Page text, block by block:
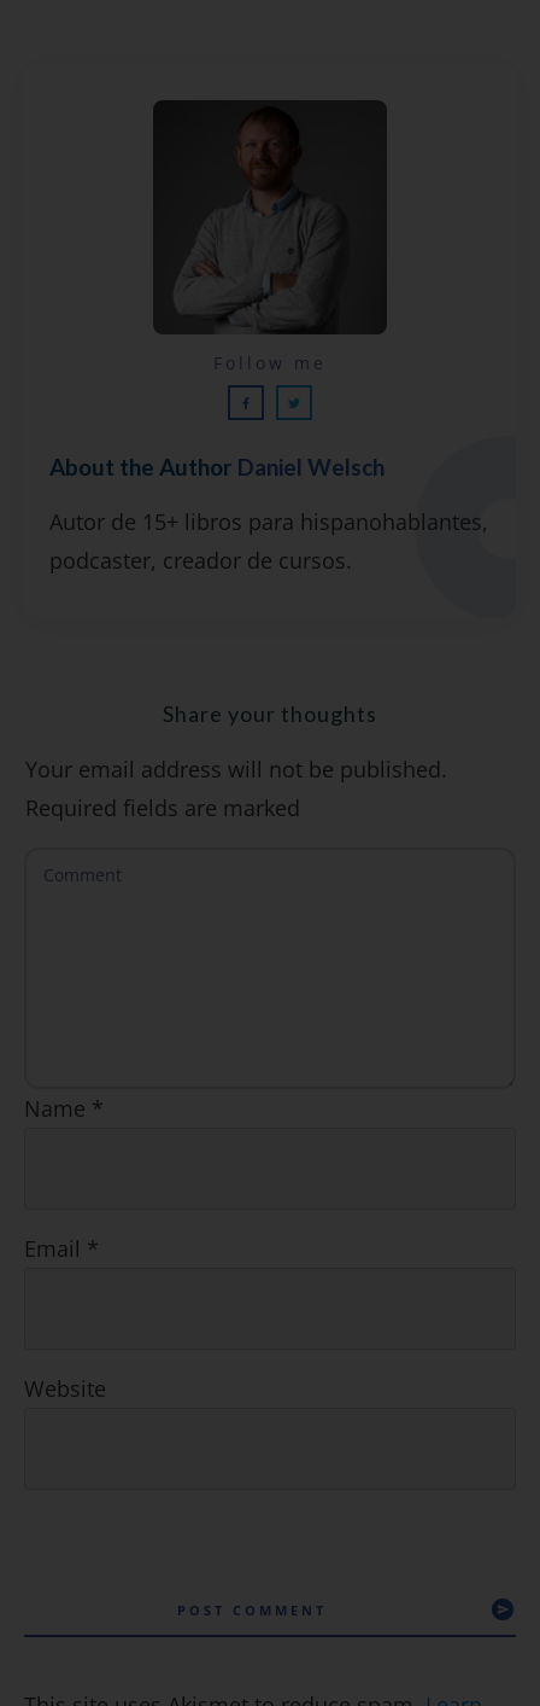
Lecciones por email...
Suscríbete y recibirás 2 o 3 lecciones
gratuitas por semana, además de la guía
"7 errores comunes al hablar inglés (y
SÍ, QUIERO
About the Author Daniel Welsch
Autor de 15+ libros para hispanohablantes,
podcaster, creador de cursos.
Follow me
Share your thoughts
Your email address will not be published.
Required fields are marked
Name *
Email *
Website
POST COMMENT